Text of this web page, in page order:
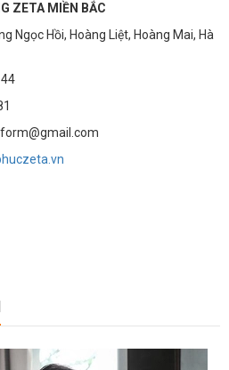
ZETA MIỀN BẮC
Hồi, Hoàng Liệt, Hoàng Mai, Hà